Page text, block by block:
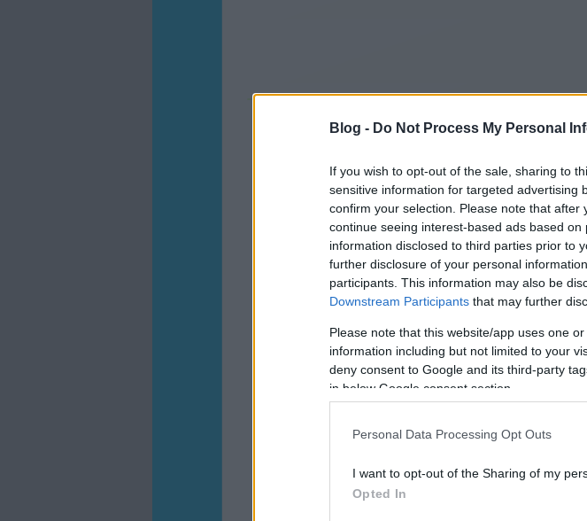
Blog - Do Not Process My Personal
If you wish to opt-out of the sale, sharing to
sensitive information for targeted advertising
confirm your selection. Please note that
continue seeing interest-based ads based
information disclosed to third parties prior to
further disclosure of your personal
participants. This information may also be
Downstream Participants that may further
Please note that this website/app uses one
information including but not limited to your
deny consent to Google and its third-party
in below Google consent section.
Personal Data Processing Opt Outs
I want to opt-out of the Sharing of my
Opted In